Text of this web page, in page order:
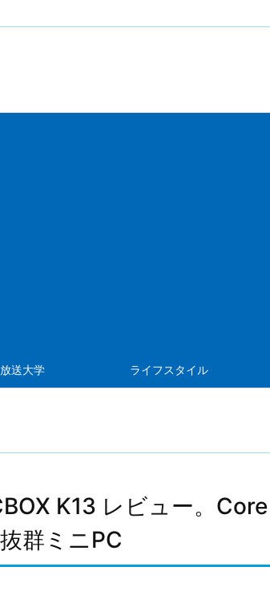
放送大学 ライフスタイル
K13 レビュー。
群ミニPC